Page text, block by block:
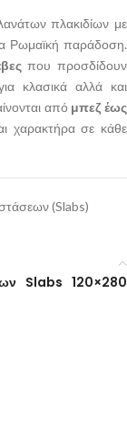
πλακιδίων με
Ρωμαϊκή παράδοση.
που προσδίδουν
κλασικά αλλά και
από μπεζ έως
χαρακτήρα σε κάθε
(Slabs)
Slabs 120×280